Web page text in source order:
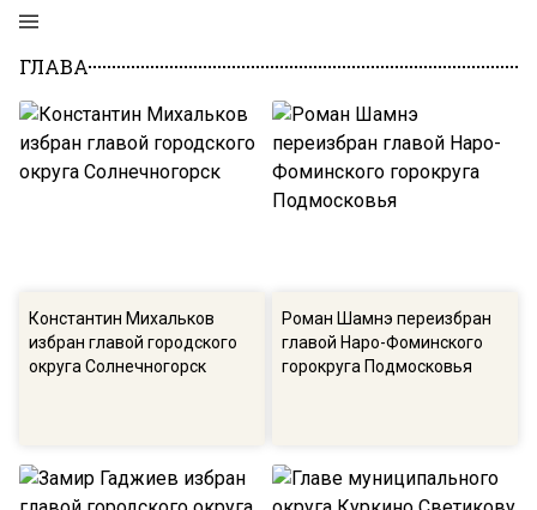
ГЛАВА
Константин Михальков
избран главой городского
округа Солнечногорск
Роман Шамнэ переизбран
главой Наро-Фоминского
горокруга Подмосковья